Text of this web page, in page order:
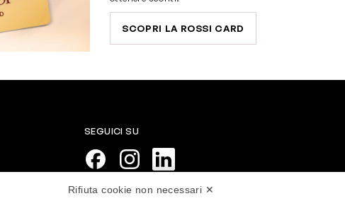
SCOPRI LA ROSSI CARD
SEGUICI SU
Rifiuta cookie non necessari ✕